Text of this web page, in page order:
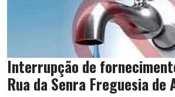
Interrupção de
Rua da Senra Freguesia de